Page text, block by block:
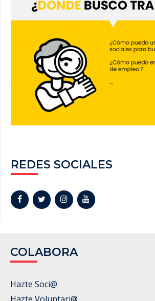
REDES SOCIALES
COLABORA
Hazte Soci@